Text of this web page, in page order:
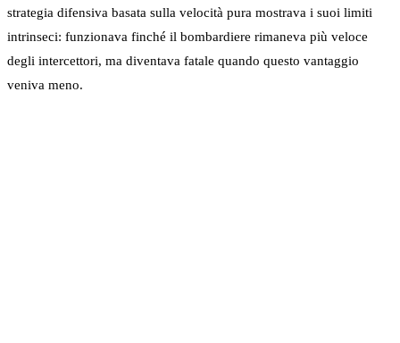
strategia difensiva basata sulla velocità pura mostrava i suoi limiti
intrinseci: funzionava finché il bombardiere rimaneva più veloce
degli intercettori, ma diventava fatale quando questo vantaggio
veniva meno.